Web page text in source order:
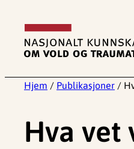
innhold
Hjem / Publikasjoner /
Hva vet